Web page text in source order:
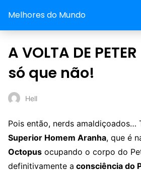
Melhores do Mundo
A VOLTA DE
só que não!
Hell
Pois então, nerds amaldiçoados…
Superior Homem Aranha, que é
Octopus ocupando o corpo do
definitivamente a consciência do